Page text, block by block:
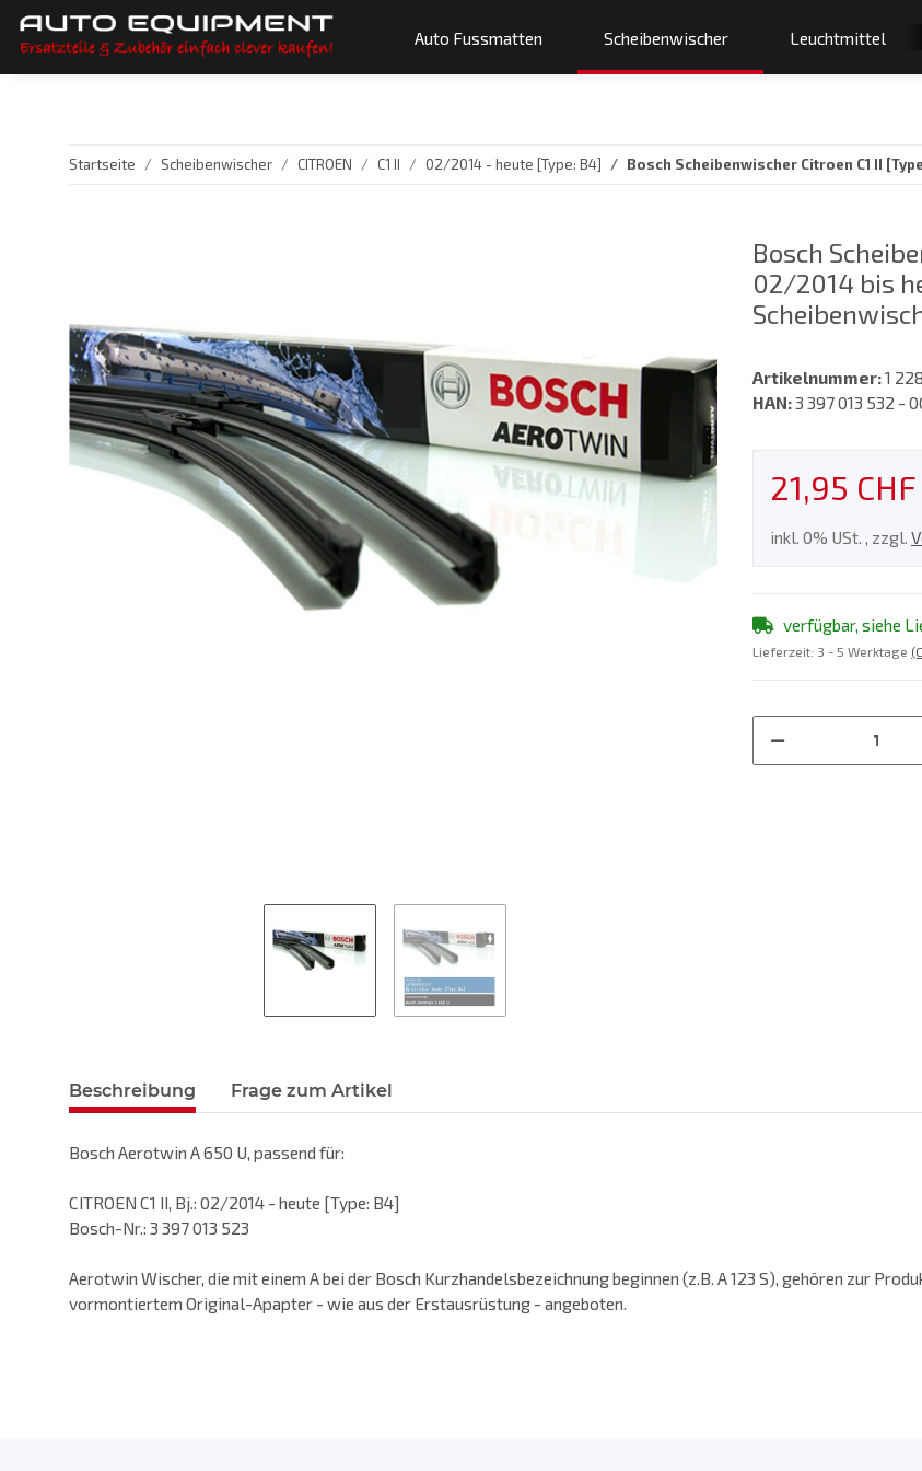
Auto Fussmatten Scheibenwischer Leuchtmittel
Startseite Scheibenwischer CITROEN C1 II 02/2014 - heute [Type: B4] Bosch Scheibenwischer Citroen C1 II
Bosch
02/2014 bis
Artikelnummer:1
HAN:3 397 013 532 -
21,95 CHF
inkl. 0% USt. , zzgl.
verfügbar, siehe
Lieferzeit: 3 - 5 Werktage
Beschreibung Frage zum Artikel
Bosch Aerotwin A 650 U, passend für:
CITROEN C1 II, Bj.: 02/2014 - heute [Type: B4]
Bosch-Nr.: 3 397 013 523
Aerotwin Wischer, die mit einem A bei der Bosch Kurzhandelsbezeichnung beginnen (z.B. A 123 S), gehören zur
vormontiertem Original-Apapter - wie aus der Erstausrüstung - angeboten.